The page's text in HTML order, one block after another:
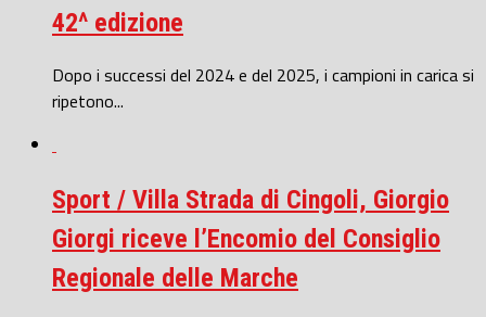
42^ edizione
Dopo i successi del 2024 e del 2025, i campioni in carica si
ripetono...
Sport / Villa Strada di Cingoli, Giorgio
Giorgi riceve l’Encomio del Consiglio
Regionale delle Marche